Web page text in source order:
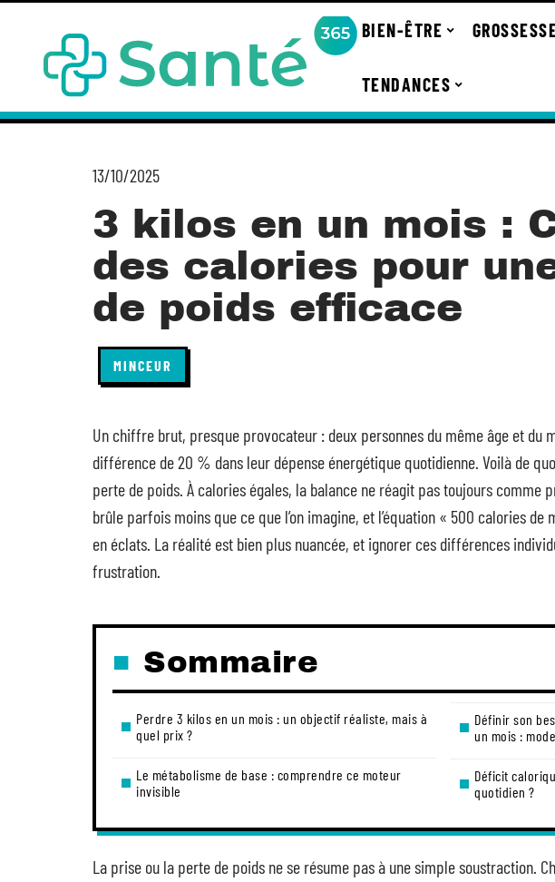
BIEN-ÊTRE
TENDANCES
13/10/2025
3 kilos en un mois :
des calories pour
de poids efficace
MINCEUR
Un chiffre brut, presque provocateur : deux personnes du même âge et du
différence de 20 % dans leur dépense énergétique quotidienne. Voilà de
perte de poids. À calories égales, la balance ne réagit pas toujours comme
brûle parfois moins que ce que l’on imagine, et l’équation « 500 calories
en éclats. La réalité est bien plus nuancée, et ignorer ces différences
frustration.
Sommaire
Perdre 3 kilos en un mois : un objectif réaliste, mais à
quel prix ?
Le métabolisme de base : comprendre ce moteur
invisible
Définir son
un mois :
Déficit
quotidien ?
La prise ou la perte de poids ne se résume pas à une simple soustraction.